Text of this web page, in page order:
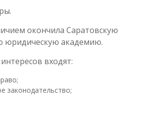
окончила Саратовскую
юридическую академию.
входят:
законодательство;